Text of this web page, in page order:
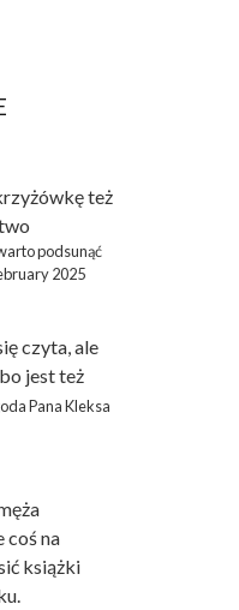
też
podsunąć
2025
czyta, ale
jest też
Pana Kleksa
coś na
książki